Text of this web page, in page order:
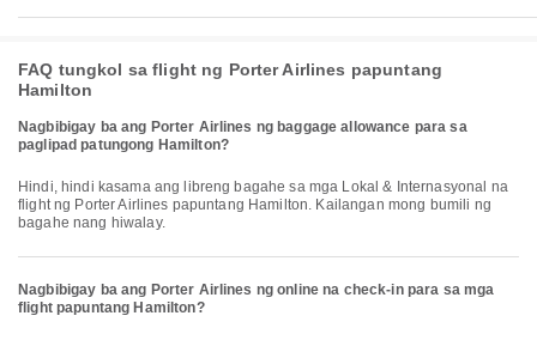
FAQ tungkol sa flight ng Porter Airlines papuntang
Hamilton
Nagbibigay ba ang Porter Airlines ng baggage allowance para sa
paglipad patungong Hamilton?
Hindi, hindi kasama ang libreng bagahe sa mga Lokal & Internasyonal na
flight ng Porter Airlines papuntang Hamilton. Kailangan mong bumili ng
bagahe nang hiwalay.
Nagbibigay ba ang Porter Airlines ng online na check-in para sa mga
flight papuntang Hamilton?